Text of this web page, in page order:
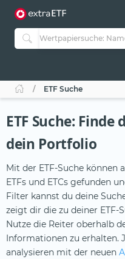
ETF-Guide 2.0
Guide Aktive ETFs
ETF-Sparpläne
ETF Suche
ETF Suche: Finde
dein Portfolio
Mit der ETF-Suche können
ETFs und ETCs gefunden
Filter kannst du deine
zeigt dir die zu deiner ETF-
Nutze die Reiter oberhalb
Informationen zu erhalten.
analysieren mit der neuen